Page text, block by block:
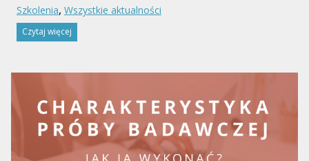
Szkolenia, Wszystkie aktualności
Czytaj więcej